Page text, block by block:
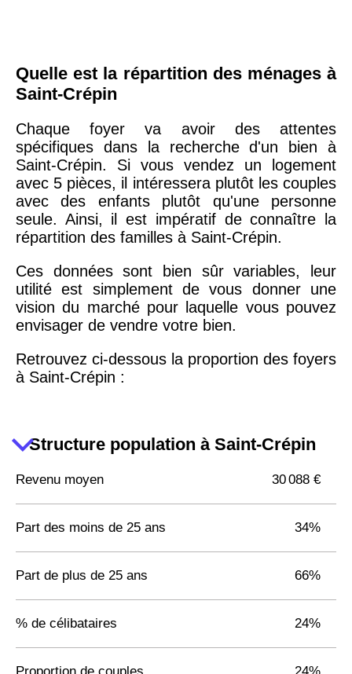
Quelle est la répartition des ménages à
Saint-Crépin
Chaque foyer va avoir des attentes
spécifiques dans la recherche d'un bien à
Saint-Crépin. Si vous vendez un logement
avec 5 pièces, il intéressera plutôt les couples
avec des enfants plutôt qu'une personne
seule. Ainsi, il est impératif de connaître la
répartition des familles à Saint-Crépin.
Ces données sont bien sûr variables, leur
utilité est simplement de vous donner une
vision du marché pour laquelle vous pouvez
envisager de vendre votre bien.
Retrouvez ci-dessous la proportion des foyers
à Saint-Crépin :
Structure population à Saint-Crépin
Revenu moyen 30 088 €
Part des moins de 25 ans 34%
Part de plus de 25 ans 66%
% de célibataires 24%
Proportion de couples 24%